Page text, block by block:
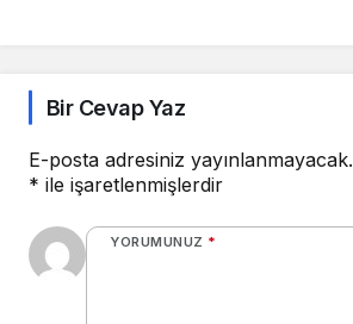
Bir Cevap Yaz
E-posta adresiniz yayınlanmayacak.
* ile işaretlenmişlerdir
YORUMUNUZ *